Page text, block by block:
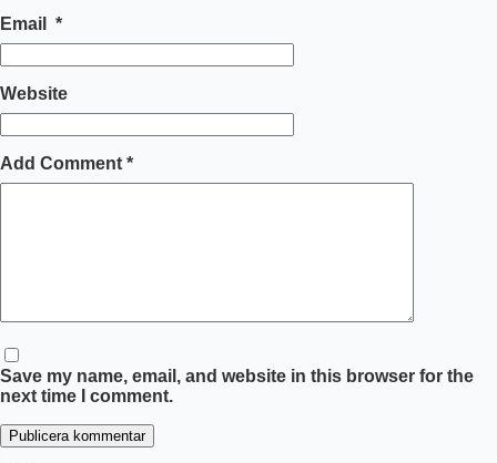
Email *
Website
Add Comment *
Save my name, email, and website in this browser for the
next time I comment.
Publicera kommentar